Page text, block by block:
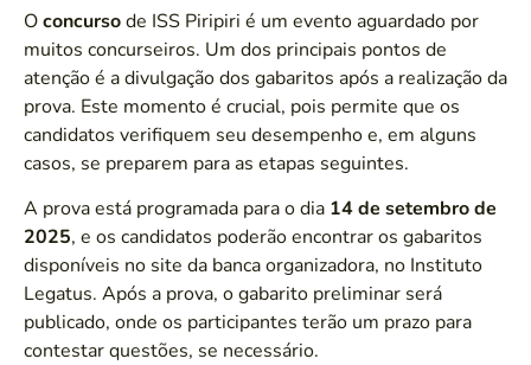
Oconcursode ISS Piripiri é um evento aguardado por
muitos concurseiros. Um dos principais pontos de
atenção é a divulgação dos gabaritos após a realização da
prova. Este momento é crucial, pois permite que os
candidatos verifiquem seu desempenho e, em alguns
casos, se preparem para as etapas seguintes.
A prova está programada para o dia 14 de setembro de
2025, e os candidatos poderão encontrar os gabaritos
disponíveis no site da banca organizadora, no Instituto
Legatus. Após a prova, o gabarito preliminar será
publicado, onde os participantes terão um prazo para
contestar questões, se necessário.